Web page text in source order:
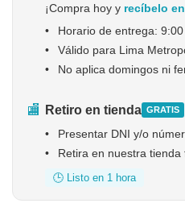
¡Compra hoy y recíbelo
•
Horario de entrega:
•
Válido para Lima
•
No aplica domingos ni
🏬 Retiro en tienda GRATIS
•
Presentar DNI y/o
•
Retira en nuestra tienda
🕒 Listo en 1 hora